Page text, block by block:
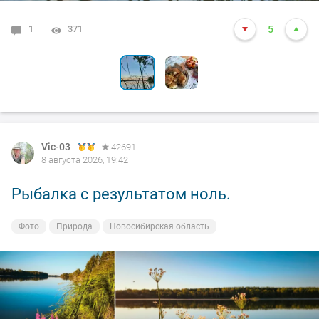
1 371 5
4 6138 24
Vic-03
42691
8 августа 2026, 19:42
Рыбалка с результатом ноль.
Фото Природа Новосибирская область